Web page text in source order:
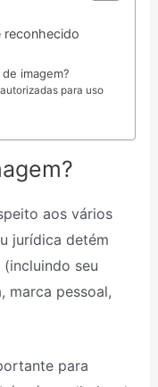
reconhecido
imagem?
para uso
aos vários
jurídica detém
seu
marca pessoal,
para